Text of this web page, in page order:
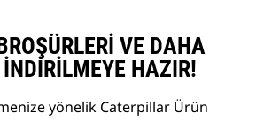
VE DAHA
HAZIR!
yönelik Caterpillar Ürün